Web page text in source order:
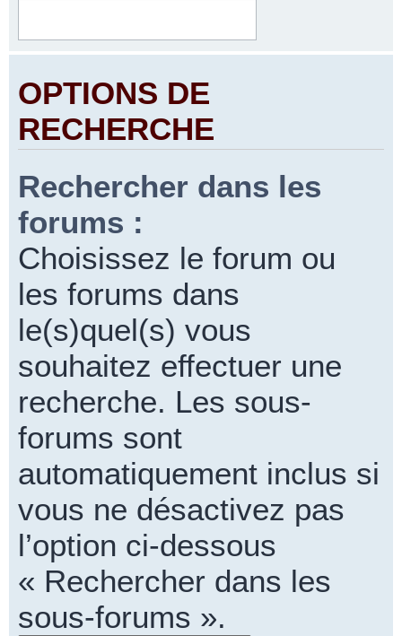
OPTIONS DE
RECHERCHE
Rechercher dans les
forums :
Choisissez le forum ou
les forums dans
le(s)quel(s) vous
souhaitez effectuer une
recherche. Les sous-
forums sont
automatiquement inclus si
vous ne désactivez pas
l’option ci-dessous
« Rechercher dans les
sous-forums ».